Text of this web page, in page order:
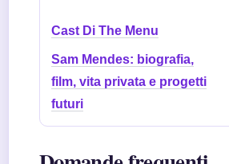
Cast Di The Menu
Sam Mendes: biografia,
film, vita privata e progetti
futuri